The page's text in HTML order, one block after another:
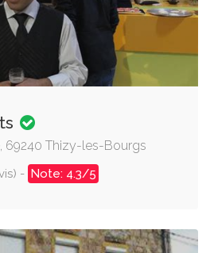
69240 Thizy-les-Bourgs
- Note: 4.3/5